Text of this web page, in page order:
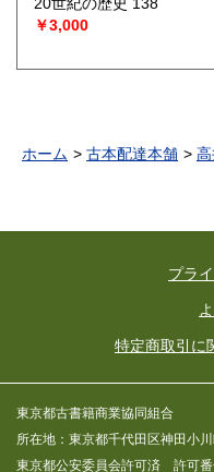
20世紀の歴史 138
￥3,000
ホーム 古本配達本舗
プラ
特定商取引に
東京都古書籍商業協同組合
所在地：東京都千代田区神田小
東京都公安委員会許可済 許可